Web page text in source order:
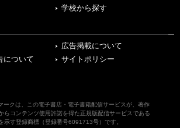
学校から探す
広告掲載について
について
サイトポリシー
ークは、この電子書店・電子書籍配信サービスが、著作
らコンテンツ使用許諾を得た正規版配信サービスである
示す登録商標（登録番号6091713号）です。